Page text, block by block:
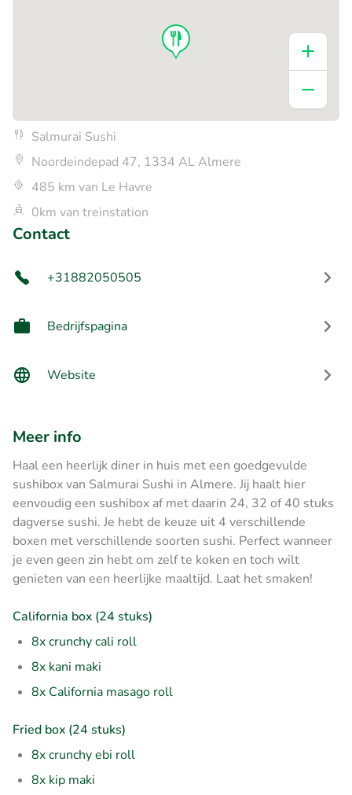
Salmurai Sushi
Noordeindepad 47, 1334 AL Almere
485 km van Le Havre
0km van treinstation
Contact
+31882050505
Bedrijfspagina
Website
Meer info
Haal een heerlijk diner in huis met een goedgevulde
sushibox van Salmurai Sushi in Almere. Jij haalt hier
eenvoudig een sushibox af met daarin 24, 32 of 40 stuks
dagverse sushi. Je hebt de keuze uit 4 verschillende
boxen met verschillende soorten sushi. Perfect wanneer
je even geen zin hebt om zelf te koken en toch wilt
genieten van een heerlijke maaltijd. Laat het smaken!
California box (24 stuks)
8x crunchy cali roll
8x kani maki
8x California masago roll
Fried box (24 stuks)
8x crunchy ebi roll
8x kip maki